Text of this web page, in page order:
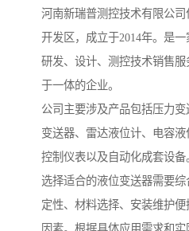
河南新瑞普测控技术有限公
开发区，成立于2014年。是
研发、设计、测控技术销售
于一体的企业。
公司主要涉及产品包括压力
变送器、雷达液位计、电容
控制仪表以及自动化成套设备
选择适合的液位变送器需要
定性、材料选择、安装维护